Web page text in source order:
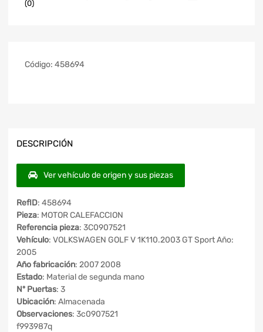
(0)
Código: 458694
DESCRIPCIÓN
Ver vehículo de origen y sus piezas
RefID: 458694
Pieza: MOTOR CALEFACCION
Referencia pieza: 3C0907521
Vehículo: VOLKSWAGEN GOLF V 1K110.2003 GT Sport Año:
2005
Año fabricación: 2007 2008
Estado: Material de segunda mano
Nº Puertas: 3
Ubicación: Almacenada
Observaciones: 3c0907521
f993987q